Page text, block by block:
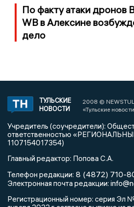
По факту атаки дронов
WB в Алексине
дело
ТУЛЬСКИЕ
НОВОСТИ
2008 ©
«Тульские
Учредитель (соучредители):
ответственностью
1107154017354)
Главный редактор: Попова С.А.
Телефон редакции: 8 (4872) 710-
Электронная почта редакции:
Регистрационный номер: серия Эл